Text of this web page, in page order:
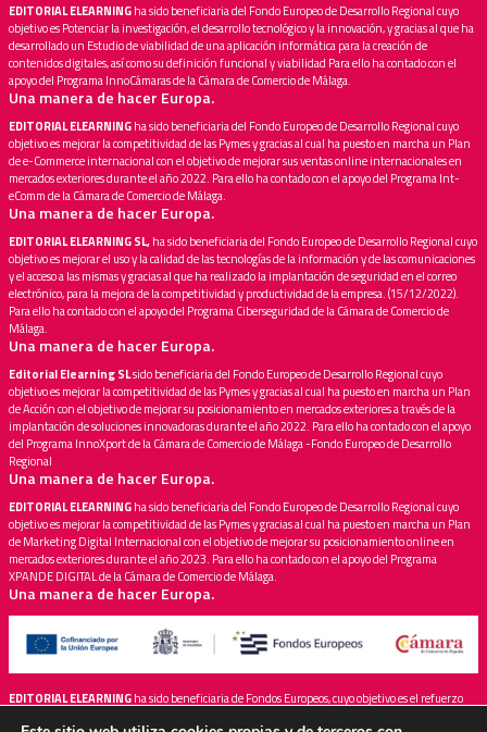
EDITORIAL ELEARNINGha sido beneficiaria del Fondo Europeo de Desarrollo Regional cuyo
objetivo es Potenciar la investigación, el desarrollo tecnológico y la innovación, y gracias al que ha
desarrollado un Estudio de viabilidad de una aplicación informática para la creación de
contenidos digitales, así como su definición funcional y viabilidad Para ello ha contado con el
apoyo del Programa InnoCámaras de la Cámara de Comercio de Málaga.
Una manera de hacer Europa.
EDITORIAL ELEARNINGha sido beneficiaria del Fondo Europeo de Desarrollo Regional cuyo
objetivo es mejorar la competitividad de las Pymes y gracias al cual ha puesto en marcha un Plan
de e-Commerce internacional con el objetivo de mejorar sus ventas online internacionales en
mercados exteriores durante el año 2022. Para ello ha contado con el apoyo del Programa Int-
eComm de la Cámara de Comercio de Málaga.
Una manera de hacer Europa.
EDITORIAL ELEARNING SL,ha sido beneficiaria del Fondo Europeo de Desarrollo Regional cuyo
objetivo es mejorar el uso y la calidad de las tecnologías de la información y de las comunicaciones
y el acceso a las mismas y gracias al que ha realizado la implantación de seguridad en el correo
electrónico, para la mejora de la competitividad y productividad de la empresa. (15/12/2022).
Para ello ha contado con el apoyo del Programa Ciberseguridad de la Cámara de Comercio de
Málaga.
Una manera de hacer Europa.
Editorial Elearning SLsido beneficiaria del Fondo Europeo de Desarrollo Regional cuyo
objetivo es mejorar la competitividad de las Pymes y gracias al cual ha puesto en marcha un Plan
de Acción con el objetivo de mejorar su posicionamiento en mercados exteriores a través de la
implantación de soluciones innovadoras durante el año 2022. Para ello ha contado con el apoyo
del Programa InnoXport de la Cámara de Comercio de Málaga -Fondo Europeo de Desarrollo
Regional
Una manera de hacer Europa.
EDITORIAL ELEARNINGha sido beneficiaria del Fondo Europeo de Desarrollo Regional cuyo
objetivo es mejorar la competitividad de las Pymes y gracias al cual ha puesto en marcha un Plan
de Marketing Digital Internacional con el objetivo de mejorar su posicionamiento online en
mercados exteriores durante el año 2023. Para ello ha contado con el apoyo del Programa
XPANDE DIGITAL de la Cámara de Comercio de Málaga.
Una manera de hacer Europa.
EDITORIAL ELEARNINGha sido beneficiaria de Fondos Europeos, cuyo objetivo es el refuerzo